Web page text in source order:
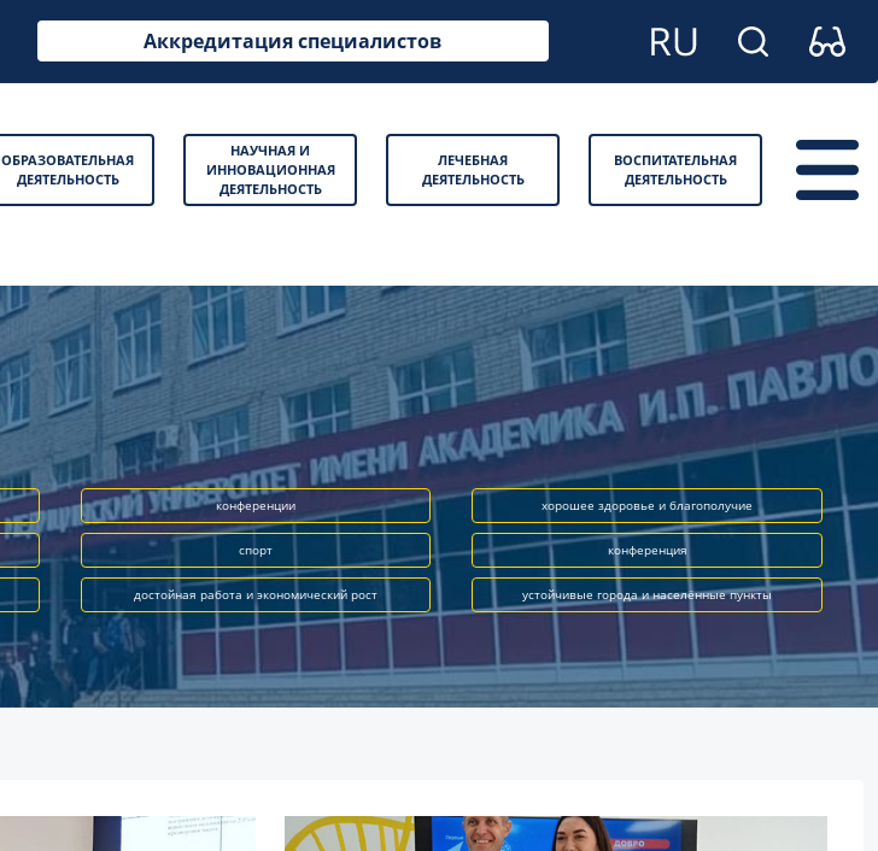
Аккредитация специалистов
ОБРАЗОВАТЕЛЬНАЯ
ДЕЯТЕЛЬНОСТЬ
НАУЧНАЯ И
ИННОВАЦИОННАЯ
ДЕЯТЕЛЬНОСТЬ
ЛЕЧЕБНАЯ
ДЕЯТЕЛЬНОСТЬ
ВОСПИТАТЕЛЬНАЯ
ДЕЯТЕЛЬНОСТЬ
конференции хорошее здоровье и благополучие
спорт конференция
достойная работа и экономический рост устойчивые города и населённые пункты